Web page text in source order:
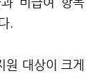
.
대상이 크게